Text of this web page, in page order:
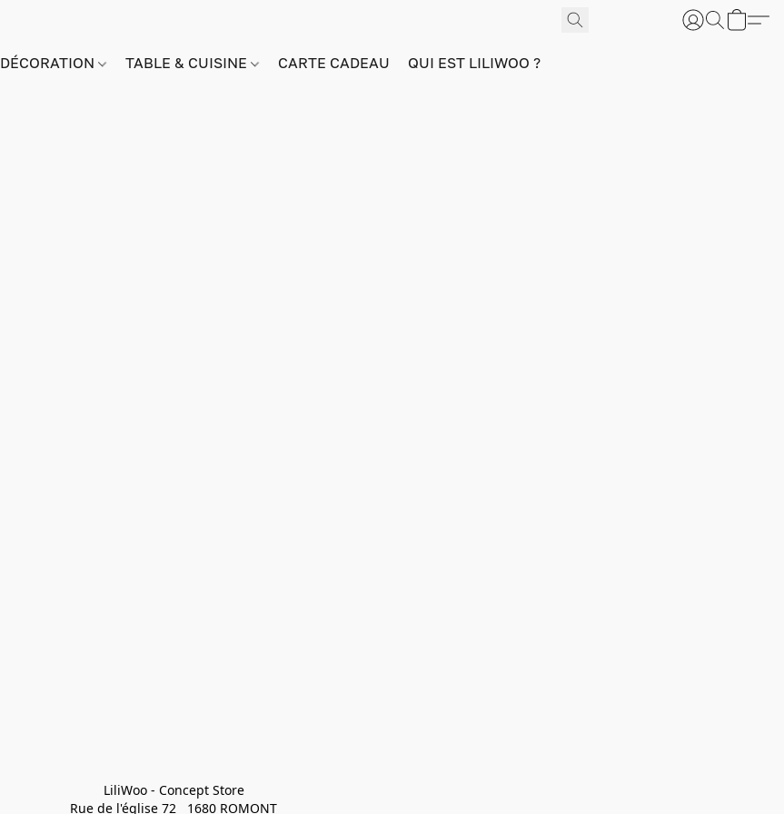
DÉCORATION TABLE & CUISINE CARTE CADEAU QUI EST LILIWOO ?
LiliWoo - Concept Store
Rue de l'église 72   1680 ROMONT